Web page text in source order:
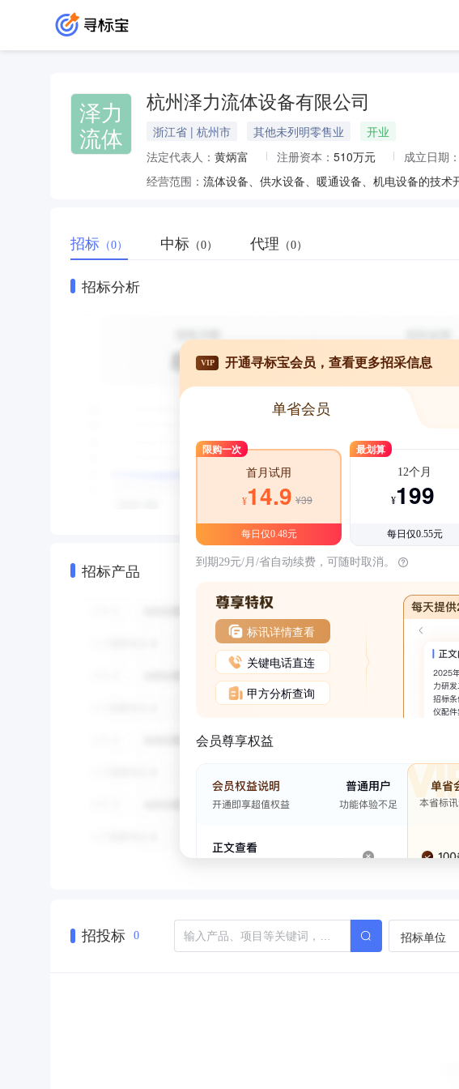
泽力
流体
杭州泽力流体设备有限公司
浙江省 | 杭州市 其他未列明零售业
开业
法定代表人： 黄炳富 注册资本： 510万元 成立日期：
经营范围：
招标 （0） 中标 （0） 代理 （0）
招标分析
招标产品
VIP 开通寻标宝会员，查看更多招采信息
单省会员
限购一次
首月试用
¥14.9 ¥39
每日仅0.48元
最划算
12个月
¥199
每日仅0.55元
到期29元/月/省自动续费，可随时取消。
标讯详情查看
关键电话直连
甲方分析查询
会员尊享权益
招投标 0 招标单位